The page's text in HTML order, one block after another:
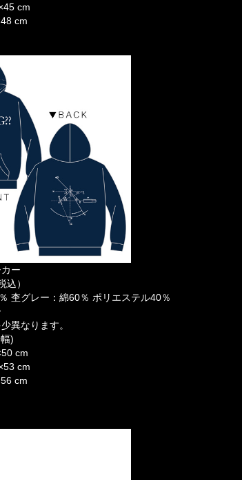
cm
cm
ー
込）
杢グレー：綿60％ ポリエステル40％
異なります。
)
cm
cm
cm